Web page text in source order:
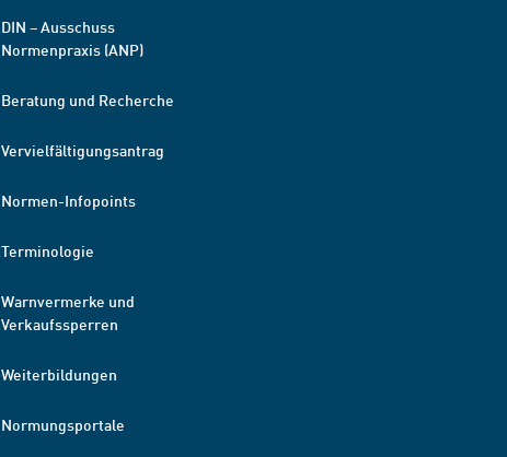
DIN – Ausschuss
Normenpraxis (ANP)
Beratung und Recherche
Vervielfältigungsantrag
Normen-Infopoints
Terminologie
Warnvermerke und
Verkaufssperren
Weiterbildungen
Normungsportale